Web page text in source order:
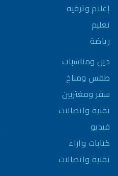
إعلام وترفيه
تعليم
رياضة
دين ومناسبات
طقس ومناخ
سفر ومغتربين
تقنية واتصالات
فيديو
كتابات وآراء
تقنية واتصالات